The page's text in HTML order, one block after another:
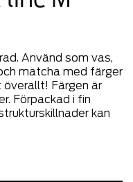
Använd som vas,
matcha med färger
Färgen är
Förpackad i fin
kan